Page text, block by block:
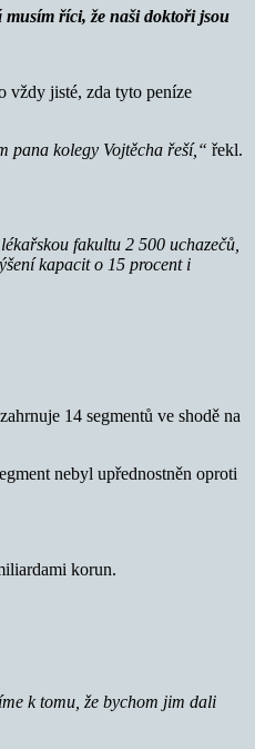
musím říci, že naši doktoři jsou
vždy jisté, zda tyto peníze
pana kolegy Vojtěcha řeší,“ řekl.
fakultu 2 500 uchazečů,
kapacit o 15 procent i
14 segmentů ve shodě na
nebyl upřednostněn oproti
korun.
k tomu, že bychom jim dali